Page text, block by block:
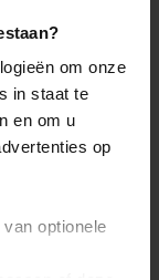
om onze
in staat te
en om u
op
optionele